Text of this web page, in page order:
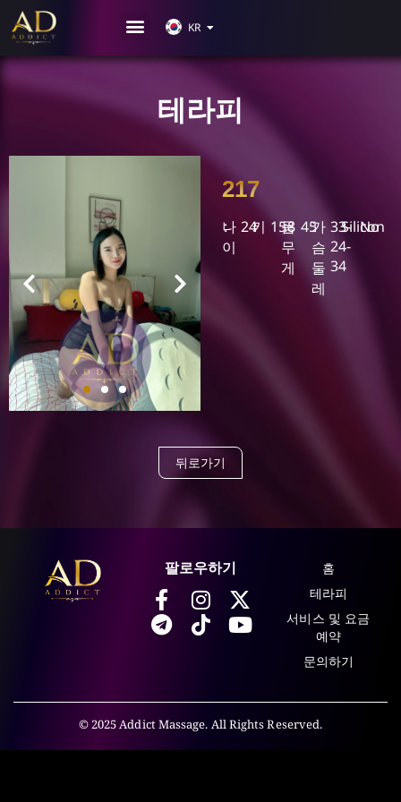
KR
CN
테라피
217
나
이
24키 158
몸
무
게
45가
슴
둘
레
33-
24-
34
Silicon
No
뒤로가기
팔로우하기
홈
테라피
서비스 및 요금
예약
문의하기
© 2025 Addict Massage. All Rights Reserved.